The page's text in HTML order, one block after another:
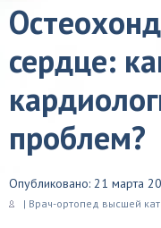
сердце:
проблем?
Опубликовано: 21 марта
| Врач-ортопед высшей